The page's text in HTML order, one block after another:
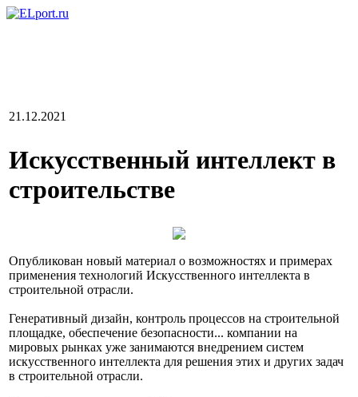
21.12.2021
Искусственный интеллект в
строительстве
Опубликован новый материал о возможностях и примерах
применения технологий Искусственного интеллекта в
строительной отрасли.
Генеративный дизайн, контроль процессов на строительной
площадке, обеспечение безопасности... компании на
мировых рынках уже занимаются внедрением систем
искусственного интеллекта для решения этих и других задач
в строительной отрасли.